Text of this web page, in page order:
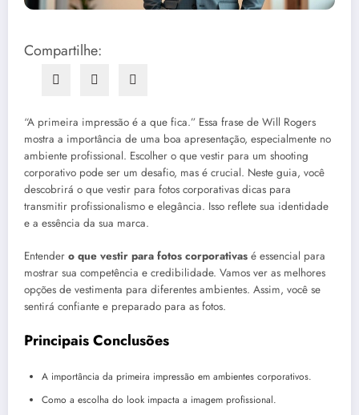
Compartilhe:
“A primeira impressão é a que fica.” Essa frase de Will Rogers
mostra a importância de uma boa apresentação, especialmente no
ambiente profissional. Escolher o que vestir para um shooting
corporativo pode ser um desafio, mas é crucial. Neste guia, você
descobrirá o que vestir para fotos corporativas dicas para
transmitir profissionalismo e elegância. Isso reflete sua identidade
e a essência da sua marca.
Entender o que vestir para fotos corporativas é essencial para
mostrar sua competência e credibilidade. Vamos ver as melhores
opções de vestimenta para diferentes ambientes. Assim, você se
sentirá confiante e preparado para as fotos.
Principais Conclusões
A importância da primeira impressão em ambientes corporativos.
Como a escolha do look impacta a imagem profissional.